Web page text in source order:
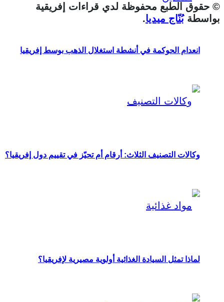
انعدام الحوكمة في أنشطة استغلال الذهب بوسط إفريقيا
وكالات التصنيف الثلاث: أرقام أم تحيّز في تقييم دول إفريقيا؟
لماذا تمثل السيادة الغذائية أولوية مصيرية لإفريقيا؟
© حقوق الطبع محفوظة لدي قراءات إفريقية
بواسطةبُنّاج ميديا.